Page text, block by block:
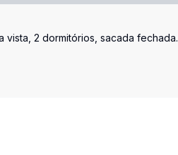
vista, 2 dormitórios, sacada fechada.